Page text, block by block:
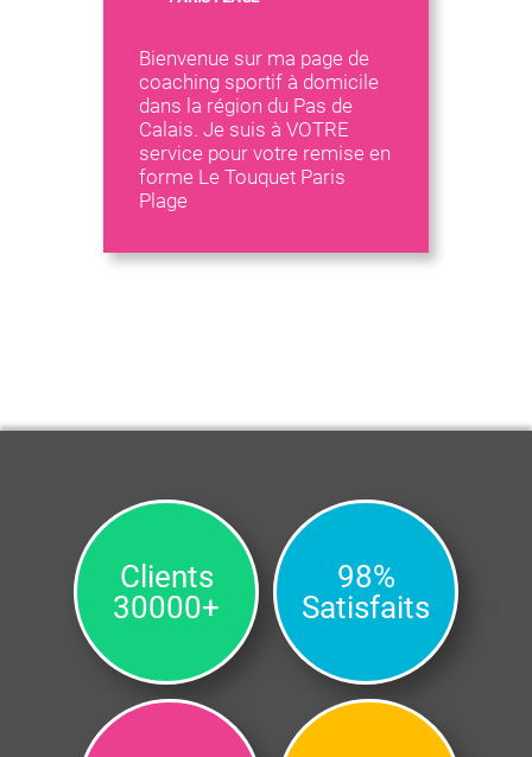
Bienvenue sur ma page de
coaching sportif à domicile
dans la région du Pas de
Calais. Je suis à VOTRE
service pour votre remise en
forme Le Touquet Paris
Plage
Clients
30000+
98%
Satisfaits